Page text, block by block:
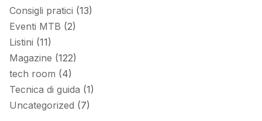
Consigli pratici (13)
Eventi MTB (2)
Listini (11)
Magazine (122)
tech room (4)
Tecnica di guida (1)
Uncategorized (7)